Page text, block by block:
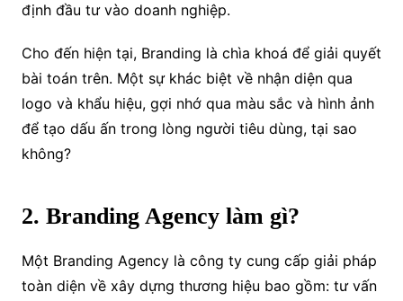
định đầu tư vào doanh nghiệp.
Cho đến hiện tại, Branding là chìa khoá để giải quyết
bài toán trên. Một sự khác biệt về nhận diện qua
logo và khẩu hiệu, gợi nhớ qua màu sắc và hình ảnh
để tạo dấu ấn trong lòng người tiêu dùng, tại sao
không?
2. Branding Agency làm gì?
Một Branding Agency là công ty cung cấp giải pháp
toàn diện về xây dựng thương hiệu bao gồm: tư vấn